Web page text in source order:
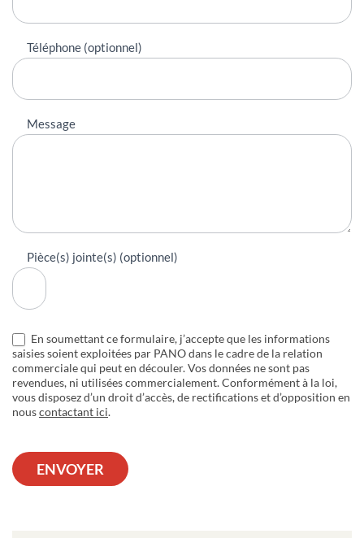
Téléphone (optionnel)
Message
Pièce(s) jointe(s) (optionnel)
En soumettant ce formulaire, j’accepte que les informations
saisies soient exploitées par PANO dans le cadre de la relation
commerciale qui peut en découler. Vos données ne sont pas
revendues, ni utilisées commercialement. Conformément à la loi,
vous disposez d’un droit d’accès, de rectifications et d’opposition en
nouscontactant ici.
ENVOYER